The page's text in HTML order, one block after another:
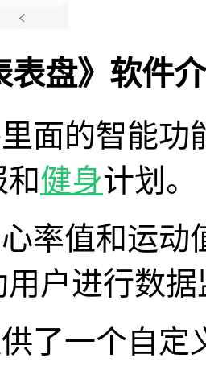
表盘》软件
面的智能
健身计划。
率值和运
用户进行数
了一个自